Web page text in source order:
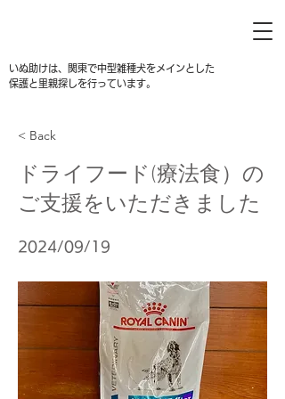
いぬ助けは、関東で中型雑種犬をメインとした
保護と里親探しを行っています。
< Back
ドライフード(療法食）の
ご支援をいただきました
2024/09/19